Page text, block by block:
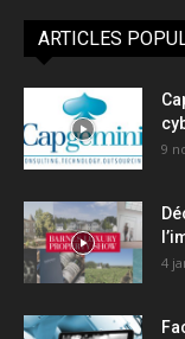
ARTICLES
9
4